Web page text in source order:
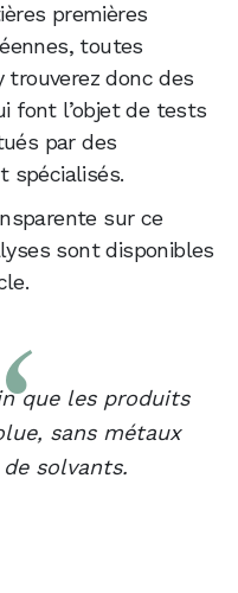
premières
toutes
trouverez donc des
font l’objet de tests
par des
spécialisés.
sur ce
sont disponibles
que les produits
sans métaux
solvants.